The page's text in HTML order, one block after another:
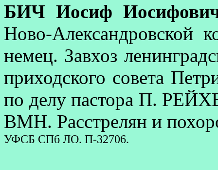
БИЧ Иосиф
Ново-Александровской
немец. Завхоз
приходского совета
по делу пастора П.
ВМН. Расстрелян и
УФСБ СПб ЛО. П-32706.